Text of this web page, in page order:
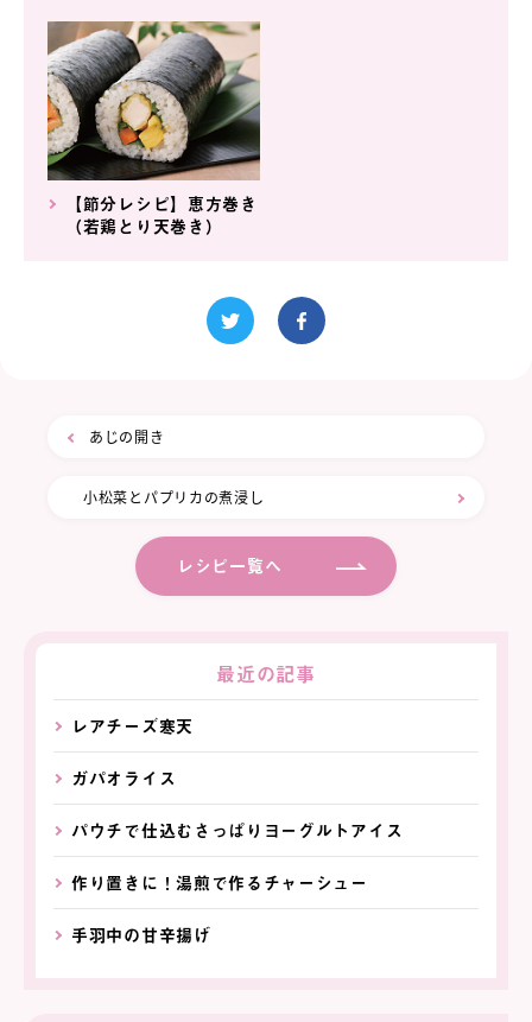
【節分レシピ】恵方巻き
（若鶏とり天巻き）
あじの開き
小松菜とパプリカの煮浸し
レシピ一覧へ
最近の記事
レアチーズ寒天
ガパオライス
パウチで仕込むさっぱりヨーグルトアイス
作り置きに！湯煎で作るチャーシュー
手羽中の甘辛揚げ